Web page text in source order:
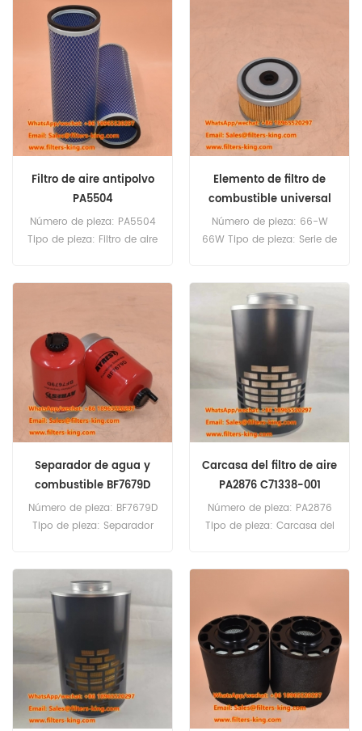
piezas
Compatibilidad:Unidades
de filtro de
combustible/separador de
agua de la serie 100 de
DAHL.
Filtro de aire antipolvo
PA5504
Número de pieza: PA5504
Tipo de pieza: Filtro de aire
Elemento de filtro de
combustible universal
66-W 66W
Número de pieza: 66-W
66W Tipo de pieza: Serie de
Replacement Cantidad
mínima de pedido: 60
unidades Compatibilidad:
Unidades de filtro de
combustible/separador de
agua de las series DAHL 65
y 75.
Separador de agua y
combustible BF7679D
RE61723 para 540G
Número de pieza: BF7679D
Tipo de pieza: Separador
Replacement Cantidad
mínima de pedido: 60
unidades Diámetro exterior
3,15 pulgadas (80 mm)
Longitud 6,07 pulgadas
(154,3 mm)
Compatibilidad: John
Deere 5080G 540G 548G
548GII 6403 640G 648G
Carcasa del filtro de aire
PA2876 C71338-001
Número de pieza: PA2876
Tipo de pieza: Carcasa del